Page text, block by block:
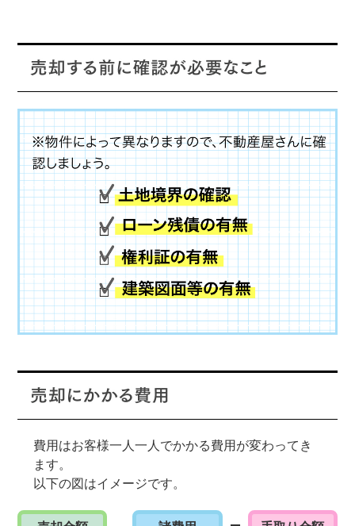
費用はお客様一人一人でかかる費用が変わってき
ます。
以下の図はイメージです。